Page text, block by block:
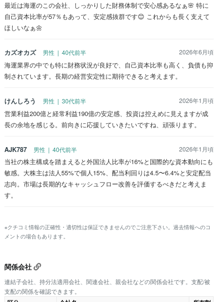
最近は海運のこの会社、しっかりした財務体制で安心感あるなぁ🌸 特に
自己資本比率が57％もあって、安定感抜群です😊 これからも長く支えて
ほしいなぁ🌼
カズオカズ 男性 | 40代前半 2026年6月頃
海運業界の中でも特に財務状況が良好で、自己資本比率も高く、負債も抑
制されています。長期の経営安定性に期待できると考えます。
けんしろう 男性 | 30代前半 2026年1月頃
営業利益200億と経常利益190億の安定感、投資は控えめに見えますが成
長の余地を感じる。前向きに応援していきたいですね、頑張ります。
AJK787 男性 | 40代前半 2026年1月頃
当社の株主構成を踏まえると外国法人比率が16%と国際的な資本動向にも
敏感。大株主は法人55%で個人15%、配当利回りは4.5〜6.4%と安定配当
志向。市場は長期的なキャッシュフロー改善を評価するべきだと考えま
す。
※クチコミ情報の正確性・適切性は保証できませんのでご注意下さい。過去情報へのコ
メントの場合もあります。
関係会社
連結子会社、持分法適用会社、関連会社、親会社などの関係会社です。支配/被
支配の関係を確認できます。